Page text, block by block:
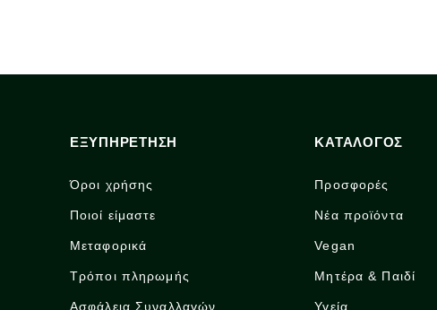
ΕΞΥΠΗΡΕΤΗΣΗ
Όροι χρήσης
Ποιοί είμαστε
Μεταφορικά
Τρόποι πληρωμής
Ασφάλεια Συναλλαγών
ΚΑΤΑΛΟΓΟΣ
Προσφορές
Νέα προϊόντα
Vegan
Μητέρα & Παιδί
Υγεία